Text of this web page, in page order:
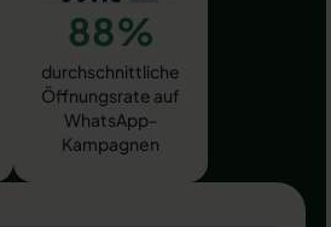
88%
durchschnittliche
Öffnungsrate auf
WhatsApp-
Kampagnen